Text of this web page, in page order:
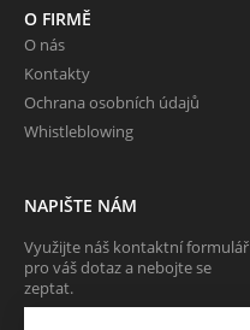
O FIRMĚ
O nás
Kontakty
Ochrana osobních údajů
Whistleblowing
NAPIŠTE NÁM
Využijte náš kontaktní formulář
pro váš dotaz a nebojte se
zeptat.